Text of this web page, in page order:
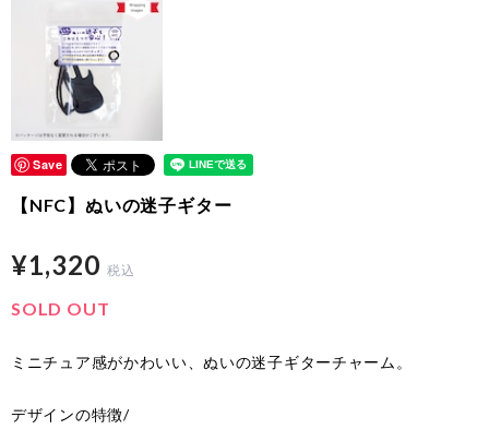
Save
【NFC】ぬいの迷子ギター
¥1,320 税込
SOLD OUT
ミニチュア感がかわいい、ぬいの迷子ギターチャーム。
デザインの特徴/